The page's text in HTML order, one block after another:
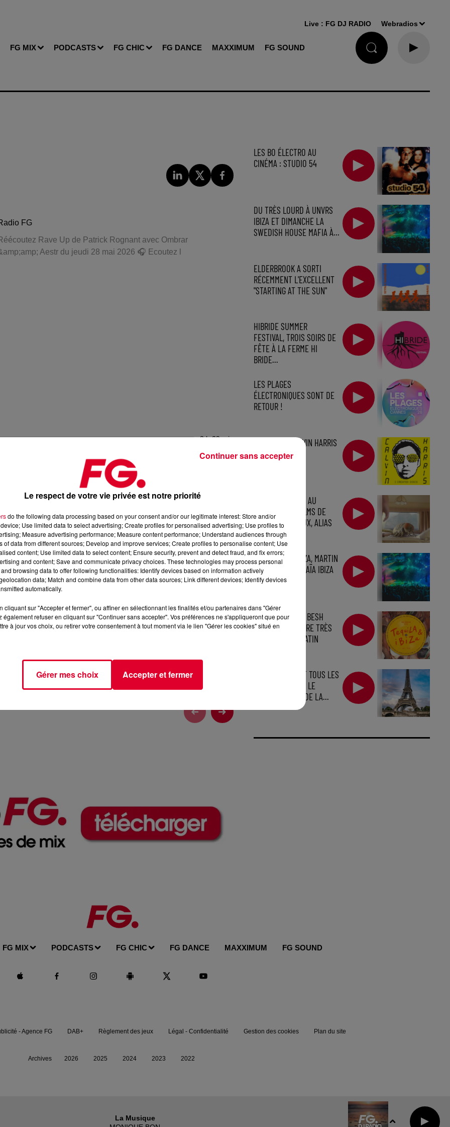
FG MIX PODCASTS FG CHIC FG DANCE MAXXIMUM FG SOUND
Live : FG DJ RADIO Webradios
FG
Rave Up de Patrick Rognant avec Ombrar
Aestr du jeudi 28 mai 2026 🎧 Ecoutez l
2 h 29 min
du jeudi 28 mai 2026
, 📱 et sur l’Application FG (IOShttps://urlz.fr/hhZx-
house et de découverte électronique
LES BO ÉLECTRO AU
CINÉMA : STUDIO 54
DU TRÈS LOURD À UNVRS
IBIZA ET DIMANCHE LA
SWEDISH HOUSE MAFIA À...
ELDERBROOK A SORTI
RÉCEMMENT L'EXCELLENT
"STARTING AT THE SUN"
HIBRIDE SUMMER
FESTIVAL, TROIS SOIRS DE
FÊTE À LA FERME HI
BRIDE...
LES PLAGES
ÉLECTRONIQUES SONT DE
RETOUR !
ARCHIVES : CALVIN HARRIS
(2007)
LES BO ÉLECTRO AU
CINÉMA : LES FILMS DE
QUENTIN DUPIEUX, ALIAS
MR....
HUGEL AU HÏ IBIZA, MARTIN
GARRIX À L'USHUAÏA IBIZA
BOB SINCLAR ET BESH
SORTENT UN TITRE TRÈS
ESTIVAL, TRÈS LATIN
AGORIA INVESTIT TOUS LES
JEUDIS DE L'ÉTÉ LE
PREMIER ÉTAGE DE LA...
FG MIX PODCASTS FG CHIC FG DANCE MAXXIMUM FG SOUND
La Musique
- Agence FG DAB+ Règlement des jeux Légal - Confidentialité Gestion des cookies Plan du site
Archives 2026 2025 2024 2023 2022
Le respect de votre vie privée est notre priorité
do the following data processing based on your consent and/or our legitimate interest: Store and/or
Use limited data to select advertising; Create profiles for personalised advertising; Use profiles to
Measure advertising performance; Measure content performance; Understand audiences through
of data from different sources; Develop and improve services; Create profiles to personalise content; Use
content; Use limited data to select content; Ensure security, prevent and detect fraud, and fix errors;
and content; Save and communicate privacy choices. These technologies may process personal
browsing data to offer following functionalities: Identify devices based on information actively
data; Match and combine data from other data sources; Link different devices; Identify devices
automatically.
cliquant sur "Accepter et fermer", ou affiner en sélectionnant les finalités et/ou partenaires dans "Gérer
également refuser en cliquant sur "Continuer sans accepter". Vos préférences ne s'appliqueront que pour
à jour vos choix, ou retirer votre consentement à tout moment via le lien "Gérer les cookies" situé en
Gérer mes choix Accepter et fermer
Continuer sans accepter